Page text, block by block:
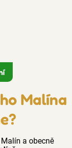
Malína
a obecně